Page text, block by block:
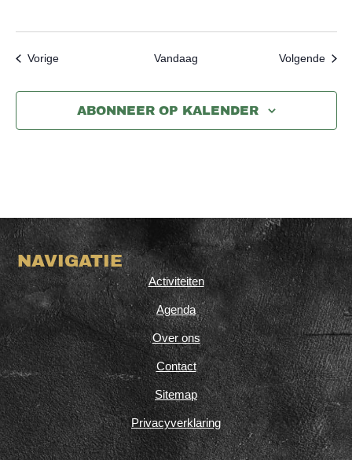
VorigeEvenementen Vandaag Volgende
ABONNEER OP KALENDER
NAVIGATIE
Activiteiten
Agenda
Over ons
Contact
Sitemap
Privacyverklaring